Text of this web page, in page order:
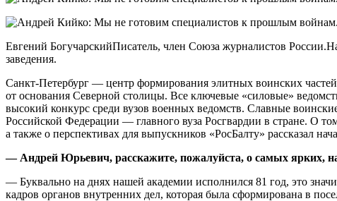
Евгений БогучарскийПисатель, член Союза журналистов
заведения.
Санкт-Петербург — центр формирования элитных воинских
от основания Северной столицы. Все ключевые «силовые»
высокий конкурс среди вузов военных ведомств. Славные
Российской Федерации — главного вуза Росгвардии в стране. О
а также о перспективах для выпускников «РосБалту» рассказал
— Андрей Юрьевич, расскажите, пожалуйста, о самых ярких,
— Буквально на днях нашей академии исполнился 81 год, это
кадров органов внутренних дел, которая была сформирована в